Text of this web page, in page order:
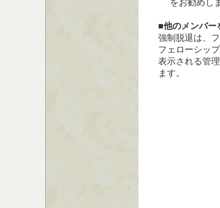
をお勧めし
■他のメンバー
強制脱退は、
フェローシッ
表示される管
ます。